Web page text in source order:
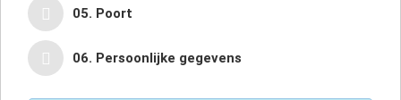
05. Poort
06. Persoonlijke gegevens